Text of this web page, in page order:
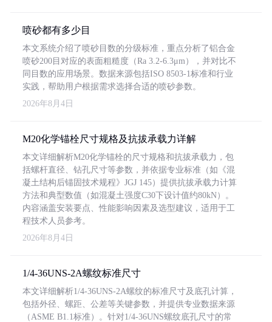
喷砂都有多少目
本文系统介绍了喷砂目数的分级标准，重点分析了铝合金
喷砂200目对应的表面粗糙度（Ra 3.2-6.3μm），并对比不
同目数的应用场景。数据来源包括ISO 8503-1标准和行业
实践，帮助用户根据需求选择合适的喷砂参数。
2026年8月4日
M20化学锚栓尺寸规格及抗拔承载力详解
本文详细解析M20化学锚栓的尺寸规格和抗拔承载力，包
括螺杆直径、钻孔尺寸等参数，并依据专业标准（如《混
凝土结构后锚固技术规程》JGJ 145）提供抗拔承载力计算
方法和典型数值（如混凝土强度C30下设计值约80kN）。
内容涵盖安装要点、性能影响因素及选型建议，适用于工
程技术人员参考。
2026年8月4日
1/4-36UNS-2A螺纹标准尺寸
本文详细解析1/4-36UNS-2A螺纹的标准尺寸及底孔计算，
包括外径、螺距、公差等关键参数，并提供专业数据来源
（ASME B1.1标准）。针对1/4-36UNS螺纹底孔尺寸的常